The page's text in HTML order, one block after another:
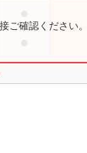
ご確認ください。